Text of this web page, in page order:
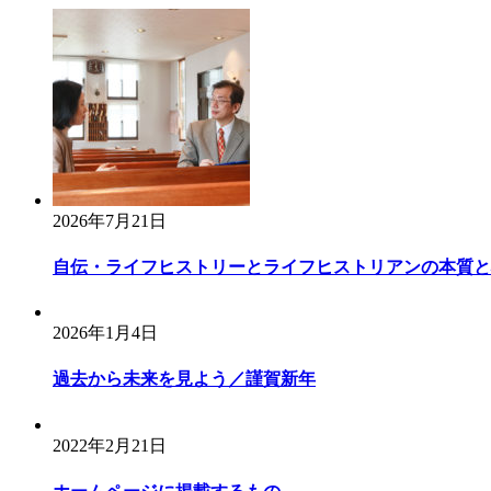
2026年7月21日
自伝・ライフヒストリーとライフヒストリアンの本質と
2026年1月4日
過去から未来を見よう／謹賀新年
2022年2月21日